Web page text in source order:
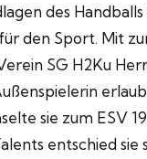
des
den Sport. Mit
SG H2Ku
sie zum ESV
entschied